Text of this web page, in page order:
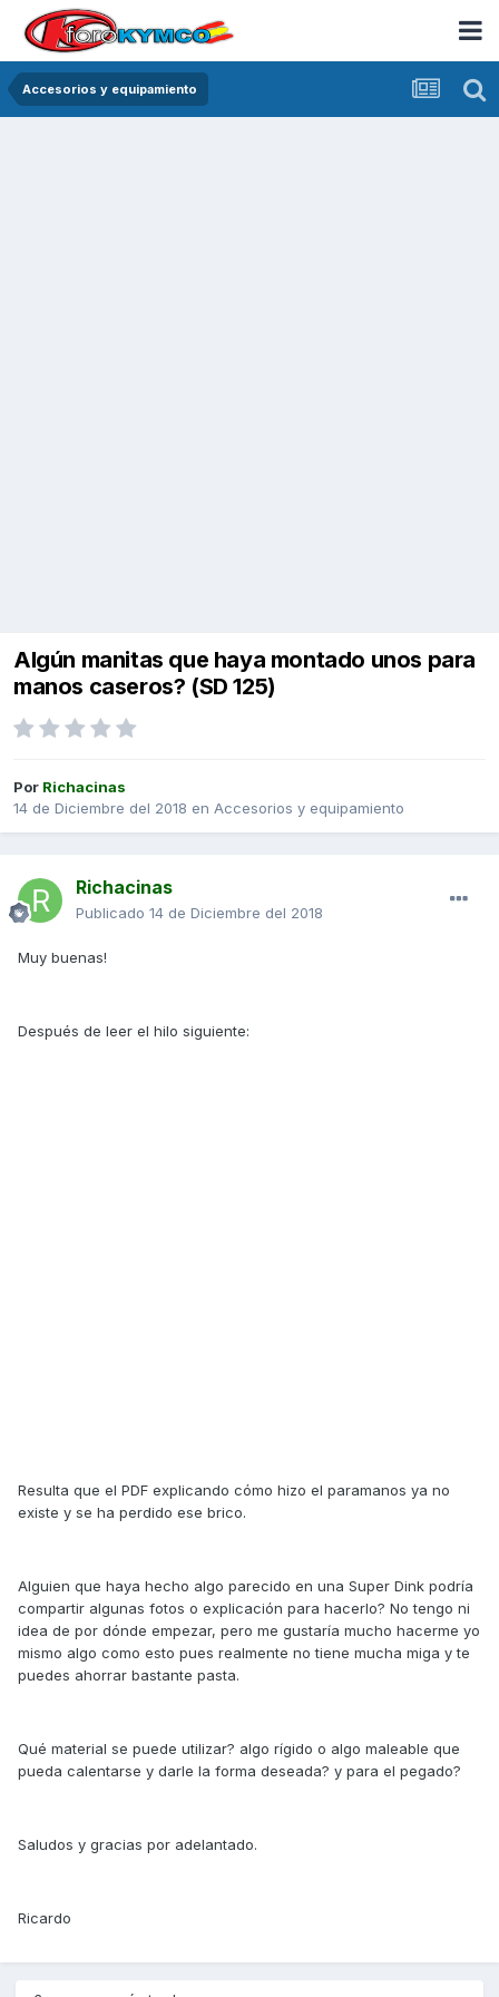
Accesorios y equipamiento
Algún manitas que haya montado unos para
manos caseros? (SD 125)
Por Richacinas
14 de Diciembre del 2018 en Accesorios y equipamiento
Richacinas
Publicado 14 de Diciembre del 2018
Muy buenas!
Después de leer el hilo siguiente:
Resulta que el PDF explicando cómo hizo el paramanos ya no
existe y se ha perdido ese brico.
Alguien que haya hecho algo parecido en una Super Dink podría
compartir algunas fotos o explicación para hacerlo? No tengo ni
idea de por dónde empezar, pero me gustaría mucho hacerme yo
mismo algo como esto pues realmente no tiene mucha miga y te
puedes ahorrar bastante pasta.
Qué material se puede utilizar? algo rígido o algo maleable que
pueda calentarse y darle la forma deseada? y para el pegado?
Saludos y gracias por adelantado.
Ricardo